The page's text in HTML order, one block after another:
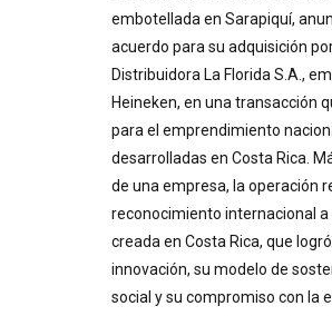
embotellada en Sarapiquí,
acuerdo para su adquisición
Distribuidora La Florida S.A.,
Heineken, en una transacción
para el emprendimiento
desarrolladas en Costa Rica.
de una empresa, la operación
reconocimiento internacional a
creada en Costa Rica, que
innovación, su modelo de
social y su compromiso con la